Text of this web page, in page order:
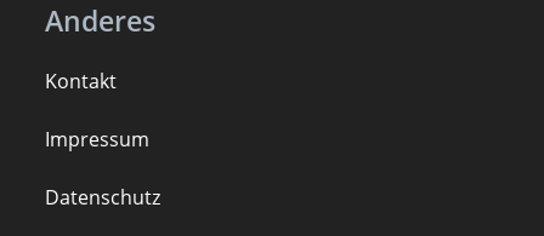
Anderes
Kontakt
Impressum
Datenschutz